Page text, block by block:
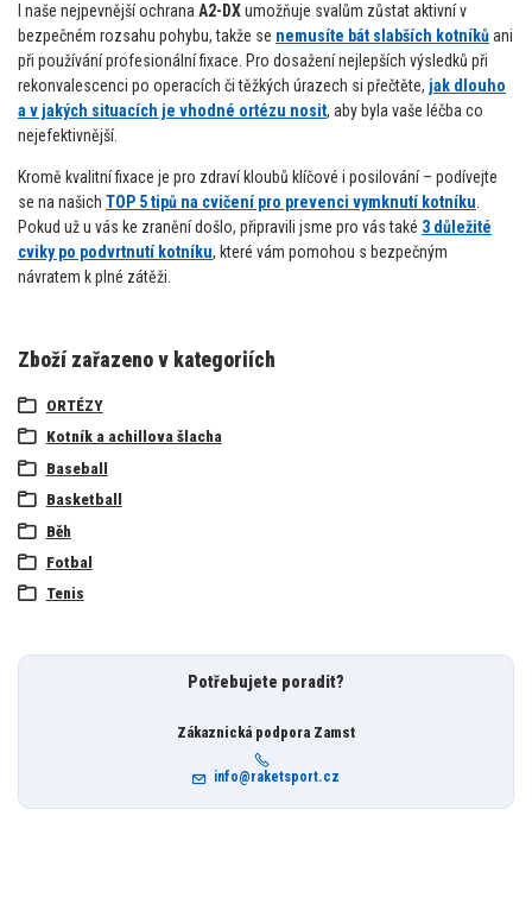
I naše nejpevnější ochranaA2-DXumožňuje svalům zůstat aktivní v
bezpečném rozsahu pohybu, takže se nemusíte bát slabších kotníkůani
při používání profesionální fixace. Pro dosažení nejlepších výsledků při
rekonvalescenci po operacích či těžkých úrazech si přečtěte, jak dlouho
a v jakých situacích je vhodné ortézu nosit, aby byla vaše léčba co
nejefektivnější.
Kromě kvalitní fixace je pro zdraví kloubů klíčové i posilování – podívejte
se na našich TOP 5 tipů na cvičení pro prevenci vymknutí kotníku.
Pokud už u vás ke zranění došlo, připravili jsme pro vás také 3 důležité
cviky po podvrtnutí kotníku, které vám pomohou s bezpečným
návratem k plné zátěži.
Zboží zařazeno v kategoriích
ORTÉZY
Kotník a achillova šlacha
Baseball
Basketball
Běh
Fotbal
Tenis
Potřebujete poradit?
Zákaznická podpora Zamst
info@raketsport.cz